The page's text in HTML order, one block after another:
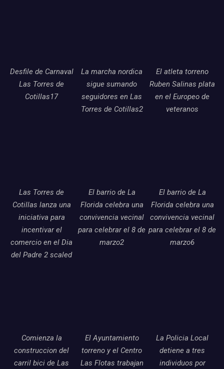
Desfile de Carnaval
Las Torres de
Cotillas17
La marcha nordica
sigue sumando
seguidores en Las
Torres de Cotillas2
El atleta torreno
Ruben Salinas plata
en el Europeo de
veteranos
Las Torres de
Cotillas lanza una
iniciativa para
incentivar el
comercio en el Dia
del Padre 2 scaled
El barrio de La
Florida celebra una
convivencia vecinal
para celebrar el 8 de
marzo2
El barrio de La
Florida celebra una
convivencia vecinal
para celebrar el 8 de
marzo6
Comienza la
construccion del
carril bici de Las
El Ayuntamiento
torreno y el Centro
Las Flotas trabajan
La Policia Local
detiene a tres
individuos por